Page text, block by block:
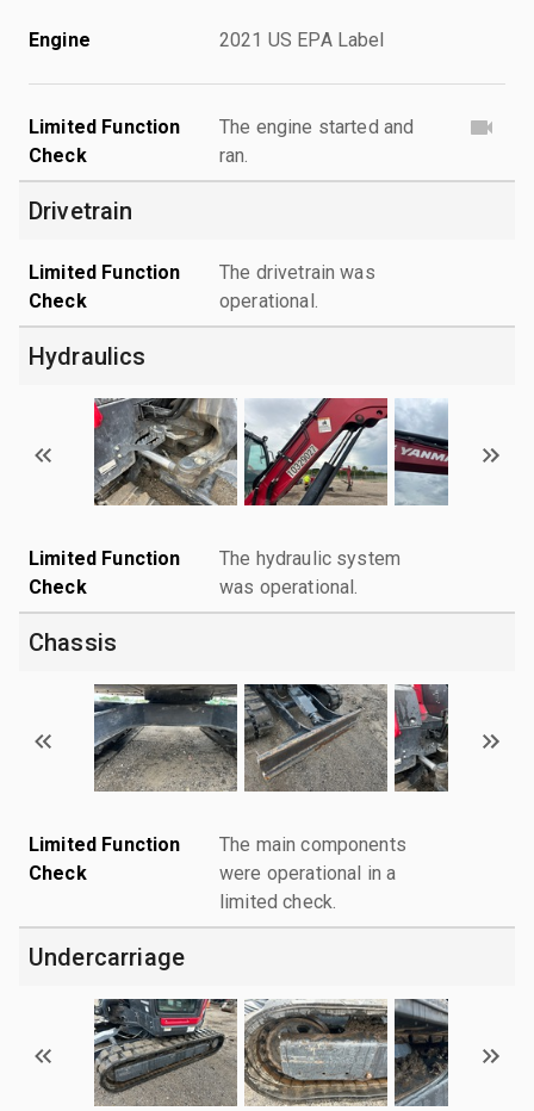
Engine 2021 US EPA Label
Limited Function
Check
The engine started and
ran.
Drivetrain
Limited Function
Check
The drivetrain was
operational.
Hydraulics
Limited Function
Check
The hydraulic system
was operational.
Chassis
Limited Function
Check
The main components
were operational in a
limited check.
Undercarriage